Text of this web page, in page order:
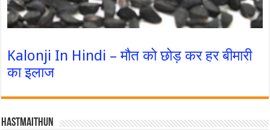
Kalonji In Hindi – मौत को छोड़ कर हर बीमारी
का इलाज
Hastmaithun